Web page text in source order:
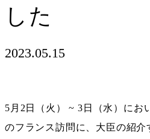
した
2023.05.15
5月2日（火） ~ 3日（水）にお
のフランス訪問に、大臣の紹